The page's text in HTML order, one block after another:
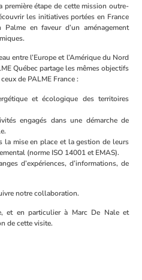
étape de cette mission outre-
les initiatives portées en France
Palmeen faveur d’un aménagement
entre l’Europe et l’Amérique du Nord
Québec partage les mêmes objectifs
de PALME France :
et écologique des territoires
engagés dans une démarche de
la mise en place et la gestion de leurs
(norme ISO 14001 et EMAS).
d’expériences, d’informations, de
notre collaboration.
et en particulier à Marc De Nale et
de cette visite.